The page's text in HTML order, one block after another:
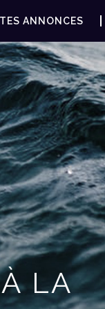
ANNONCES
LA